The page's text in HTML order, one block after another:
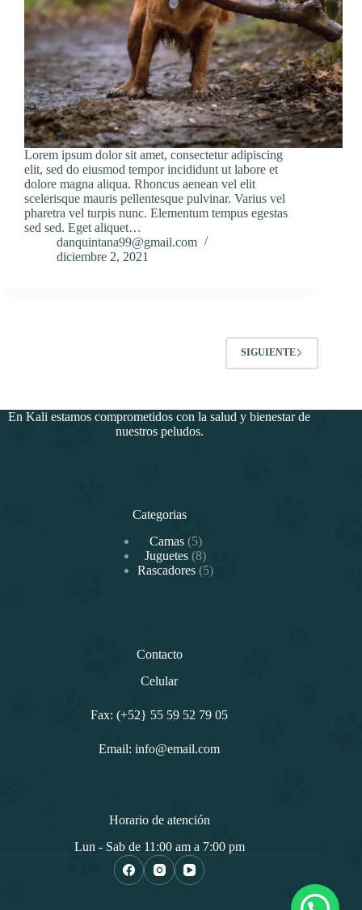
Lorem ipsum dolor sit amet, consectetur adipiscing
elit, sed do eiusmod tempor incididunt ut labore et
dolore magna aliqua. Rhoncus aenean vel elit
scelerisque mauris pellentesque pulvinar. Varius vel
pharetra vel turpis nunc. Elementum tempus egestas
sed sed. Eget aliquet…
danquintana99@gmail.com
diciembre 2, 2021
SIGUIENTE
En Kali estamos comprometidos con la salud y bienestar de
nuestros peludos.
Categorias
Camas 55
productos
Juguetes 88
productos
Rascadores 55
Contacto
Celular
Fax: (+52} 55 59 52 79 05
Email: info@email.com
Horario de atención
Lun - Sab de 11:00 am a 7:00 pm